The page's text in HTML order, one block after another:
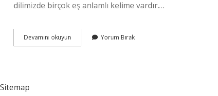
dilimizde birçok eş anlamlı kelime vardır.…
Devamını okuyun
Kelimesinin
Yorum Bırak
Sitemap